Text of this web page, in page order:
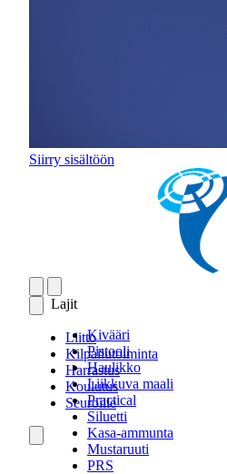
Siirry sisältöön
Lajit
Kivääri
Pistooli
Haulikko
Liikkuva maali
Practical
Siluetti
Kasa-ammunta
Mustaruuti
PRS
Liitto
Kilpailutoiminta
Harrastus
Koulutus
Seuroille